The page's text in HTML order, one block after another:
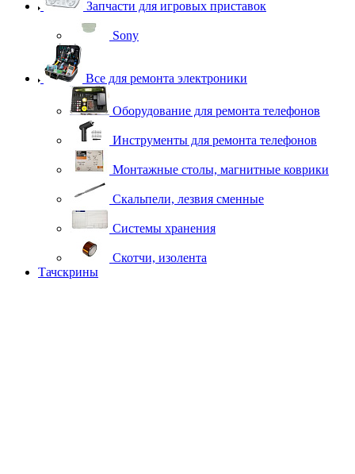
Запчасти для игровых приставок
Sony
Все для ремонта электроники
Оборудование для ремонта телефонов
Инструменты для ремонта телефонов
Монтажные столы, магнитные коврики
Скальпели, лезвия сменные
Системы хранения
Скотчи, изолента
Тачскрины